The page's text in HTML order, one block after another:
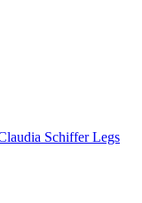
Schiffer Legs